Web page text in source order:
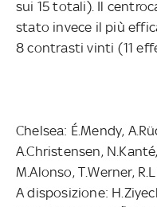
sui 15 totali). Il
stato invece il più
8 contrasti vinti (11
Chelsea: É.Mendy,
A.Christensen,
M.Alonso, T.Werner,
A disposizione: